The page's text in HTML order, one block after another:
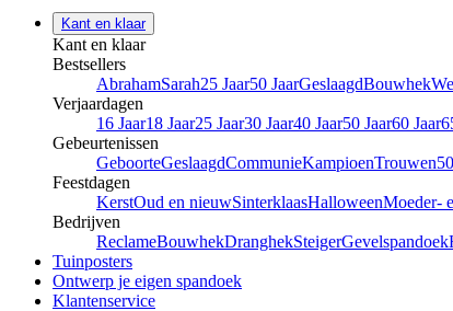
Kant en klaar
Kant en klaar
Bestsellers
AbrahamSarah25 Jaar50 JaarGeslaagdBouwhek
Verjaardagen
16 Jaar18 Jaar25 Jaar30 Jaar40 Jaar50 Jaar60 Jaar
Gebeurtenissen
GeboorteGeslaagdCommunieKampioenTrouwen
Feestdagen
KerstOud en nieuwSinterklaasHalloweenMoeder-
Bedrijven
ReclameBouwhekDranghekSteigerGevelspandoek
Tuinposters
Ontwerp je eigen spandoek
Klantenservice